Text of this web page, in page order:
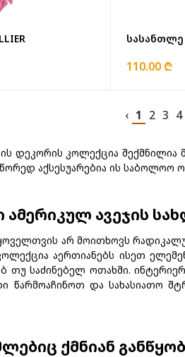
110.00 ₾
‹ 1 2 3 4
დეკორის კოლექცია შექმნილია
აქსესუარებია ის საბოლოო
ავეჯის
არ მოითხოვს
აერთიანებს ისეთ
თუ საძინებელ ოთახში.
და სახასიათო
ქმნიან